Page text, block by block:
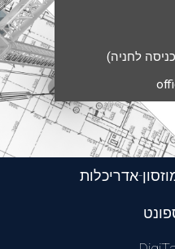
אדריכלות